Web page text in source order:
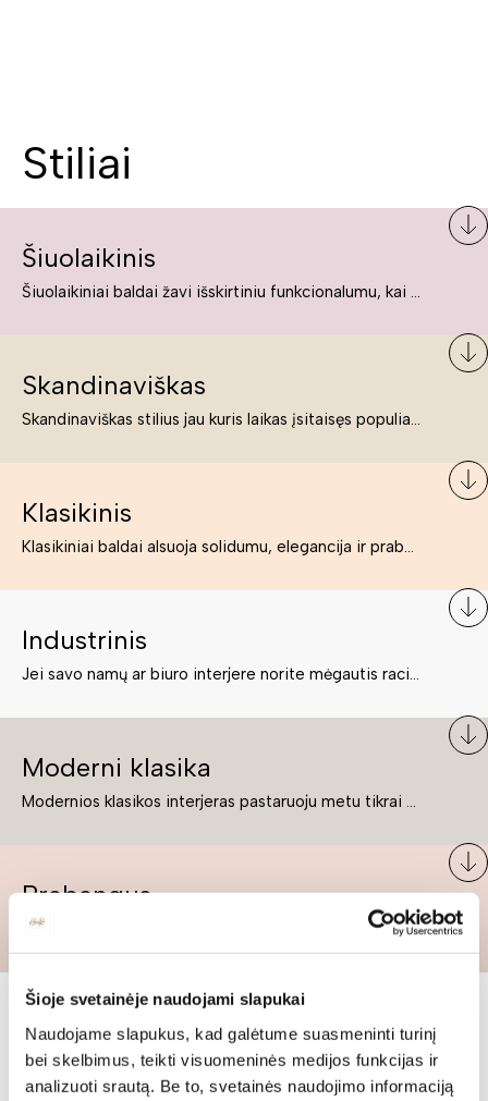
Šioje svetainėje naudojami slapukai
Naudojame slapukus, kad galėtume suasmeninti turinį
bei skelbimus, teikti visuomeninės medijos funkcijas ir
analizuoti srautą. Be to, svetainės naudojimo informaciją
Stiliai
Šiuolaikinis
Šiuolaikiniai baldai žavi išskirtiniu funkcionalumu, kai kurie jų pelnytai net pavadinami meno kūriniais, nes jie tikrai yra išskirtiniai, originalūs ir puikiai atliepiantys į šiuolaikinių žmonių poreikius bei gyvenimo būdo ypatumus.
Skandinaviškas
Skandinaviškas stilius jau kuris laikas įsitaisęs populiariausiųjų sąraše. Namai, butai labai dažnai įrengiami remiantis būtent šio stiliaus ypatumais. Dėl švelnių spalvų, praktiškumo ir estetikos jis masina tuos, kurie neabejingi šviesiem ar neutralių spalvų koloritui, paprastumui, funkcionalumui, natūralumui ir stilingai estetikai. Platų skandinaviškų baldų spektrą rasite „Deinavos baldų“ asortimente.
Klasikinis
Klasikiniai baldai alsuoja solidumu, elegancija ir prabanga. Paprastai jie būna masyvūs, kuria didybės įspūdį. Neabejotinai jie bus geriausias pasirinkimas estetiškam ir rafinuotam klasikiniam namų interjerui. Kartais klasikiniai baldai traktuojami kaip senoviniai, bet tai ne tiesa – klasika yra stilius, neišsemiama elegancija ir rafinuotumas.
Industrinis
Jei savo namų ar biuro interjere norite mėgautis racionaliai išnaudotomis erdvėmis, funkcionalumu ir esate neabejingi tamsesniam koloritui bei praktiškiems sprendimams, tuomet industrinis stilius bus būtent tai, ko Jums reikia. O industrinio stiliaus baldus išsirinksite mūsų asortimente.
Moderni klasika
Modernios klasikos interjeras pastaruoju metu tikrai yra „ant bangos“. Tie, kurie nenori pernelyg nutolti nuo klasikos, bet drauge žavisi šiuolaikiškais sprendimais, su malonumu savo namuose kuria klasikos ir modernaus interjero tandemą – elegantišką, subtilų ir žavingą.
Prabangus
Jei esate prabangos gerbėjas ir būtent tokį stilių kuriate savo namuose ar biure, tuomet solidūs, prabangūs baldai nepriekaištingai įsilies į Jūsų kuriamą interjerą.
Visi stiliai